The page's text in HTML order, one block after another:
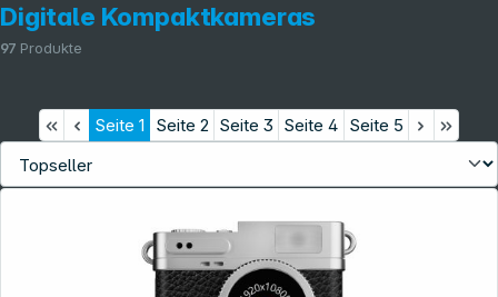
Digitale Kompaktkameras
97 Produkte
Seite 1 Seite 2 Seite 3 Seite 4 Seite 5